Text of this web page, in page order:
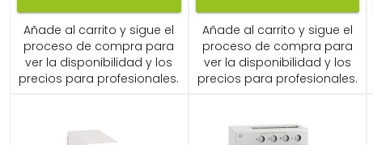
Añade al carrito y sigue el
proceso de compra para
ver la disponibilidad y los
precios para profesionales.
Añade al carrito y sigue el
proceso de compra para
ver la disponibilidad y los
precios para profesionales.